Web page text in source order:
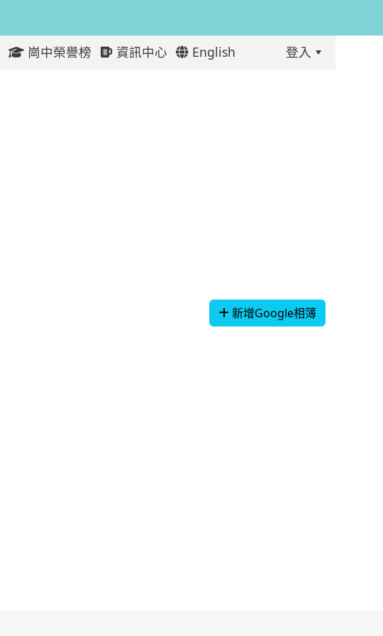
崗中榮譽榜 資訊中心 English 登入
新增Google相簿